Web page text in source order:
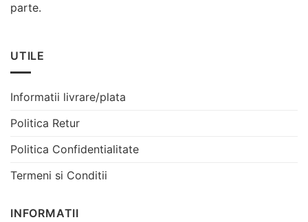
parte.
UTILE
Informatii livrare/plata
Politica Retur
Politica Confidentialitate
Termeni si Conditii
INFORMATII